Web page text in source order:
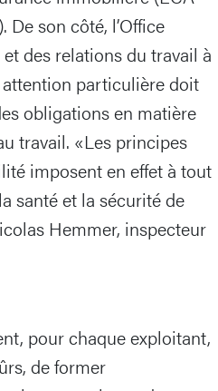
De son côté, l’Office
des relations du travail à
attention particulière doit
obligations en matière
travail. «Les principes
imposent en effet à tout
santé et la sécurité de
Hemmer, inspecteur
pour chaque exploitant,
de former